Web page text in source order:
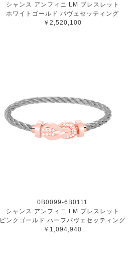
シャンス アンフィニ LM ブレスレット
ホワイトゴールド パヴェセッティング
￥2,520,100
0B0099-6B0111
シャンス アンフィニ LM ブレスレット
ピンクゴールド ハーフパヴェセッティング
￥1,094,940